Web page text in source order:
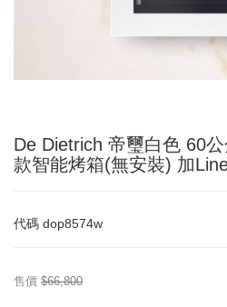
De Dietrich 帝璽白色 60
款智能烤箱(無安裝) 加
代碼 dop8574w
售價 $66,800